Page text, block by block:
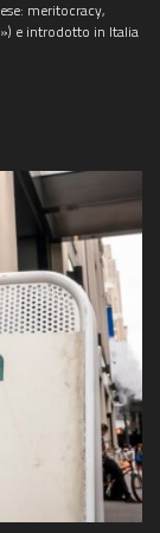
meritocracy,
e introdotto in Italia